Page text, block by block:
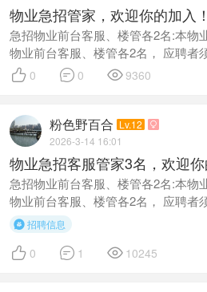
物业急招管家，欢迎你的加入！
急招物业前台客服、楼管各2名:本物
物业前台客服、楼管各2名， 应聘者
 0  0 9360
粉色野百合 Lv.12 
2026-3-14 16:01
物业急招客服管家3名，欢迎你
急招物业前台客服、楼管各2名:本物
物业前台客服、楼管各2名， 应聘者
招聘信息
 0  1  10245